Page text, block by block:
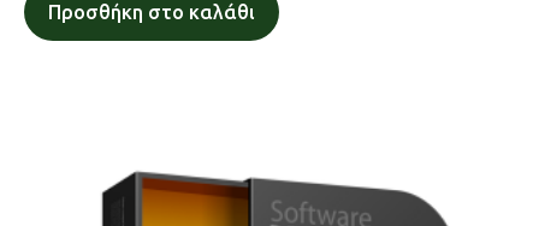
Προσθήκη στο καλάθι